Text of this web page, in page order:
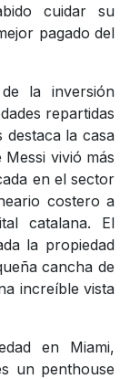
cuidar su
pagado del
la inversión
repartidas
la casa
vivió más
en el sector
costero a
catalana. El
la propiedad
cancha de
increíble vista
en Miami,
un penthouse